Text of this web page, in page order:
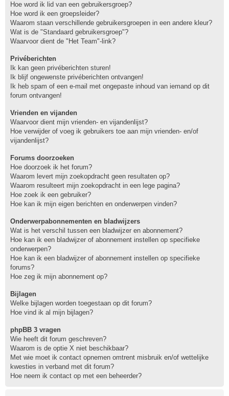
Hoe word ik lid van een gebruikersgroep?
Hoe word ik een groepsleider?
Waarom staan verschillende gebruikersgroepen in een andere kleur?
Wat is de "Standaard gebruikersgroep"?
Waarvoor dient de "Het Team"-link?
Privéberichten
Ik kan geen privéberichten sturen!
Ik blijf ongewenste privéberichten ontvangen!
Ik heb spam of een e-mail met ongepaste inhoud van iemand op dit
forum ontvangen!
Vrienden en vijanden
Waarvoor dient mijn vrienden- en vijandenlijst?
Hoe verwijder of voeg ik gebruikers toe aan mijn vrienden- en/of
vijandenlijst?
Forums doorzoeken
Hoe doorzoek ik het forum?
Waarom levert mijn zoekopdracht geen resultaten op?
Waarom resulteert mijn zoekopdracht in een lege pagina?
Hoe zoek ik een gebruiker?
Hoe kan ik mijn eigen berichten en onderwerpen vinden?
Onderwerpabonnementen en bladwijzers
Wat is het verschil tussen een bladwijzer en abonnement?
Hoe kan ik een bladwijzer of abonnement instellen op specifieke
onderwerpen?
Hoe kan ik een bladwijzer of abonnement instellen op specifieke
forums?
Hoe zeg ik mijn abonnement op?
Bijlagen
Welke bijlagen worden toegestaan op dit forum?
Hoe vind ik al mijn bijlagen?
phpBB 3 vragen
Wie heeft dit forum geschreven?
Waarom is de optie X niet beschikbaar?
Met wie moet ik contact opnemen omtrent misbruik en/of wettelijke
kwesties in verband met dit forum?
Hoe neem ik contact op met een beheerder?